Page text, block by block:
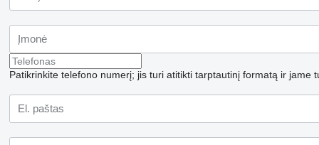
Patikrinkite telefono numerį; jis turi atitikti tarptautinį formatą ir jame